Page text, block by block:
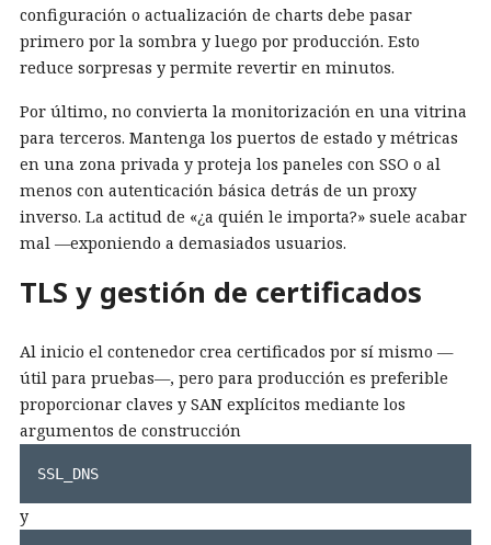
configuración o actualización de charts debe pasar
primero por la sombra y luego por producción. Esto
reduce sorpresas y permite revertir en minutos.
Por último, no convierta la monitorización en una vitrina
para terceros. Mantenga los puertos de estado y métricas
en una zona privada y proteja los paneles con SSO o al
menos con autenticación básica detrás de un proxy
inverso. La actitud de «¿a quién le importa?» suele acabar
mal —exponiendo a demasiados usuarios.
TLS y gestión de certificados
Al inicio el contenedor crea certificados por sí mismo —
útil para pruebas—, pero para producción es preferible
proporcionar claves y SAN explícitos mediante los
argumentos de construcción
SSL_DNS
y